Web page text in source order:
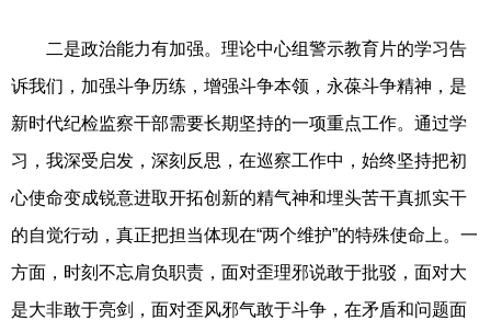
二是政治能力有加强。理论中心组警示教育片的学习告
诉我们，加强斗争历练，增强斗争本领，永葆斗争精神，是
新时代纪检监察干部需要长期坚持的一项重点工作。通过学
习，我深受启发，深刻反思，在巡察工作中，始终坚持把初
心使命变成锐意进取开拓创新的精气神和埋头苦干真抓实干
的自觉行动，真正把担当体现在“两个维护”的特殊使命上。一
方面，时刻不忘肩负职责，面对歪理邪说敢于批驳，面对大
是大非敢于亮剑，面对歪风邪气敢于斗争，在矛盾和问题面